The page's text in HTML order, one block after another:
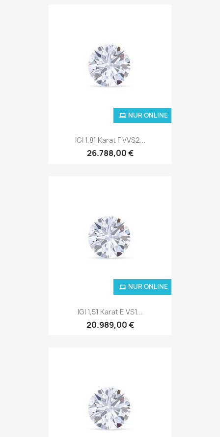
IGI 1,81 Karat F VVS2...
26.788,00 €
NUR ONLINE
IGI 1,51 Karat E VS1...
20.989,00 €
NUR ONLINE